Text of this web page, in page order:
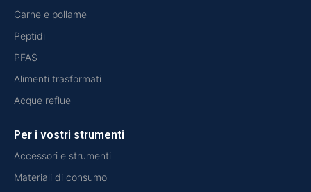
Carne e pollame
Peptidi
PFAS
Alimenti trasformati
Acque reflue
Per i vostri strumenti
Accessori e strumenti
Materiali di consumo